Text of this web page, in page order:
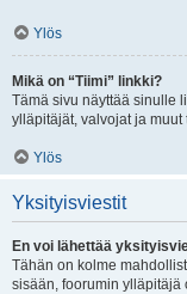
Ylös
Mikä on “Tiimi” linkki?
Tämä sivu näyttää sinulle
ylläpitäjät, valvojat ja
Ylös
Yksityisviestit
En voi lähettää
Tähän on kolme
sisään, foorumin ylläpitäjä